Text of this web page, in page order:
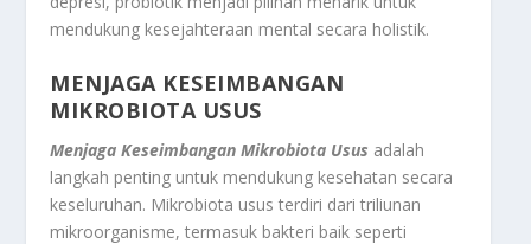
mendukung kesejahteraan mental secara holistik.
MENJAGA KESEIMBANGAN
MIKROBIOTA USUS
Menjaga Keseimbangan Mikrobiota Usus adalah
langkah penting untuk mendukung kesehatan secara
keseluruhan. Mikrobiota usus terdiri dari triliunan
mikroorganisme, termasuk bakteri baik seperti